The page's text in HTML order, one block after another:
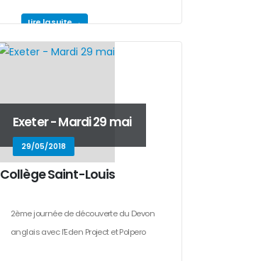
Lire la suite →
Exeter - Mardi 29 mai
29/05/2018
Collège Saint-Louis
2ème journée de découverte du Devon
anglais avec l'Eden Project et Polpero